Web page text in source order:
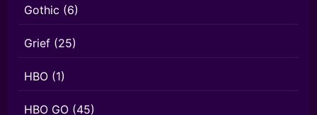
Gothic (6)
Grief (25)
HBO (1)
HBO GO (45)